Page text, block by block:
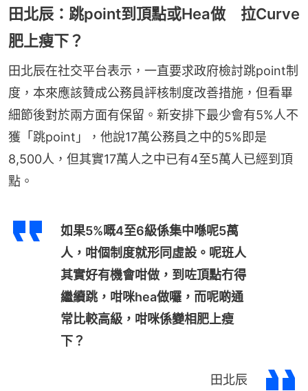
田北辰：跳point到頂點或Hea做 拉Curve
肥上瘦下？
田北辰在社交平台表示，一直要求政府檢討跳point制
度，本來應該贊成公務員評核制度改善措施，但看畢
細節後對於兩方面有保留。新安排下最少會有5%人不
獲「跳point」，他說17萬公務員之中的5%即是
8,500人，但其實17萬人之中已有4至5萬人已經到頂
點。
如果5%嘅4至6級係集中喺呢5萬
人，咁個制度就形同虛設。呢班人
其實好有機會咁做，到咗頂點冇得
繼續跳，咁咪hea做囉，而呢啲通
常比較高級，咁咪係變相肥上瘦
下？
田北辰